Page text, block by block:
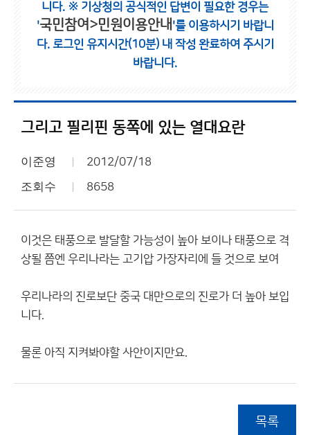
니다. ※ 기상청의 공식적인 답변이 필요한 경우는
'국민참여>민원이용안내 '를 이용하시기 바랍니
다. 로그인 유지시간(10분) 내 작성 완료하여 주시기
바랍니다.
그리고 필리핀 동쪽에 있는 열대요란
이준영 2012/07/18
조회수 8658
이것은 태풍으로 발달할 가능성이 높아 보이나 태풍으로 격
상될 쯤엔 우리나라는 고기압 가장자리에 들 것으로 보여
우리나라의 진로보단 중국 대만으로의 진로가 더 높아 보입
니다.
물론 아직 지켜봐야할 사안이지만요.
목록